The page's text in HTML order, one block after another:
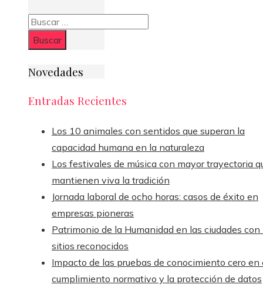
Buscar:
Novedades
Entradas Recientes
Los 10 animales con sentidos que superan la
capacidad humana en la naturaleza
Los festivales de música con mayor trayectoria
mantienen viva la tradición
Jornada laboral de ocho horas: casos de éxito en
empresas pioneras
Patrimonio de la Humanidad en las ciudades con
sitios reconocidos
Impacto de las pruebas de conocimiento cero en
cumplimiento normativo y la protección de datos